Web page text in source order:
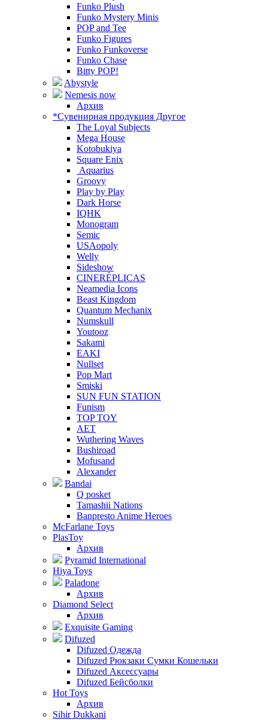
Funko Plush
Funko Mystery Minis
POP and Tee
Funko Figures
Funko Funkoverse
Funko Chase
Bitty POP!
Abystyle
Nemesis now
Архив
*Сувенирная продукция Другое
The Loyal Subjects
Mega House
Kotobukiya
Square Enix
Aquarius
Groovy
Play by Play
Dark Horse
IQHK
Monogram
Semic
USAopoly
Welly
Sideshow
CINERÉPLICAS
Neamedia Icons
Beast Kingdom
Quantum Mechanix
Numskull
Youtooz
Sakami
EAKI
Nullset
Pop Mart
Smiski
SUN FUN STATION
Funism
TOP TOY
AET
Wuthering Waves
Bushiroad
Mofusand
Alexander
Bandai
Q posket
Tamashii Nations
Banpresto Anime Heroes
McFarlane Toys
PlasToy
Архив
Pyramid International
Hiya Toys
Paladone
Архив
Diamond Select
Архив
Exquisite Gaming
Difuzed
Difuzed Одежда
Difuzed Рюкзаки Сумки Кошельки
Difuzed Аксессуары
Difuzed Бейсболки
Hot Toys
Архив
Sihir Dukkani